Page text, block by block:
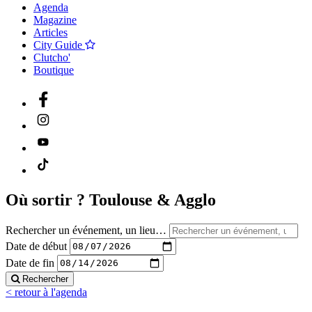
Agenda
Magazine
Articles
City Guide
Clutcho'
Boutique
Où sortir ? Toulouse & Agglo
Rechercher un événement, un lieu…
Date de début
Date de fin
Rechercher
< retour à l'agenda